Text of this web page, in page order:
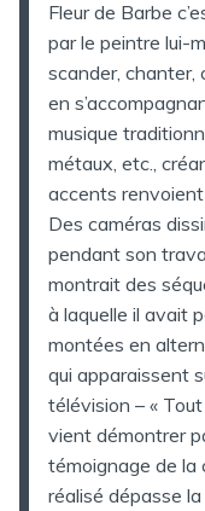
Fleur de Barbe
par le peintre lui-
scander, chanter,
en
musique
métaux, etc.,
accents
Des caméras
pendant son
montrait des
à laquelle il avait
montées en
qui apparaissent
télévision – «
vient démontrer
témoignage de la
réalisé dépasse